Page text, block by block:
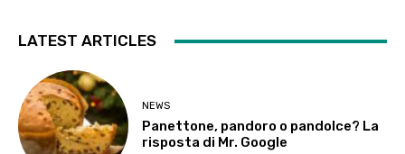
LATEST ARTICLES
NEWS
Panettone, pandoro o pandolce? La
risposta di Mr. Google